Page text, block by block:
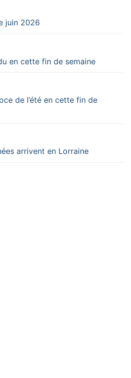
juin 2026
en cette fin de semaine
de l’été en cette fin de
arrivent en Lorraine